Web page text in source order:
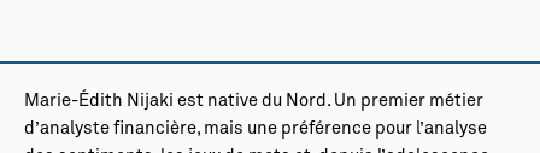
Actualités
Rencontres
Marie-Édith Nijaki est native du Nord. Un premier métier
d’analyste financière, mais une préférence pour l’analyse